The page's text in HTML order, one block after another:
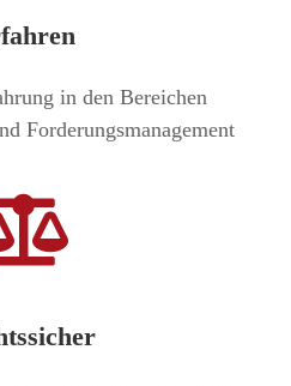
in den Bereichen
Forderungsmanagement